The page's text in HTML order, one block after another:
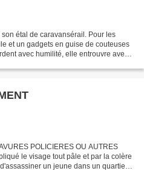
étal de caravansérail. Pour les
et un gadgets en guise de couteuses
avec humilité, elle entrouvre avec
POLICIERES OU AUTRES
le visage tout pâle et par la colère
un jeune dans un quartier